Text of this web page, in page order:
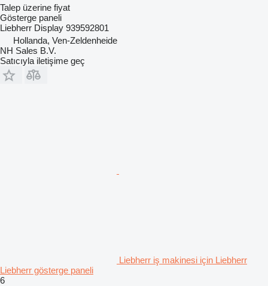
Talep üzerine fiyat
Gösterge paneli
Liebherr Display 939592801
Hollanda, Ven-Zeldenheide
NH Sales B.V.
Satıcıyla iletişime geç
Liebherr iş makinesi için Liebherr
Liebherr gösterge paneli
6